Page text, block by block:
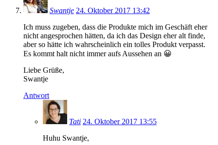
Swantje 24. Oktober 2017 13:42
Ich muss zugeben, dass die Produkte mich im Geschäft eher
nicht angesprochen hätten, da ich das Design eher alt finde,
aber so hätte ich wahrscheinlich ein tolles Produkt verpasst.
Es kommt halt nicht immer aufs Aussehen an 😀
Liebe Grüße,
Swantje
Antwort
Tati 24. Oktober 2017 13:55
Huhu Swantje,